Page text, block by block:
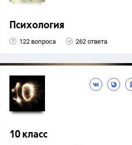
Психология
122 вопроса 262 ответа
10 класс